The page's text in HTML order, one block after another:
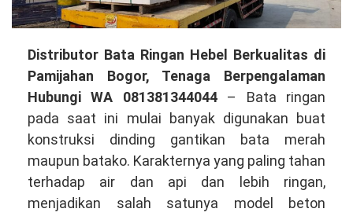
Distributor
Bata
Ringan
Hebel
Berkualitas
di
Pamijahan
Bogor,
Distributor Bata Ringan Hebel Berkualitas di
Pamijahan Bogor, Tenaga Berpengalaman
Hubungi WA 081381344044– Bata ringan
pada saat ini mulai banyak digunakan buat
konstruksi dinding gantikan bata merah
maupun batako. Karakternya yang paling tahan
terhadap air dan api dan lebih ringan,
menjadikan salah satunya model beton